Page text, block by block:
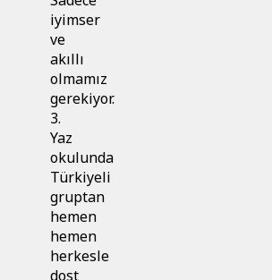
iyimser
ve
akıllı
olmamız
gerekiyor.
3.
Yaz
okulunda
Türkiyeli
gruptan
hemen
hemen
herkesle
dost